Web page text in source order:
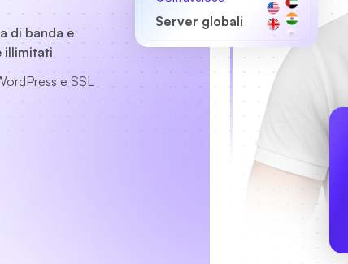
di banda e
illimitati
e SSL
Server globali